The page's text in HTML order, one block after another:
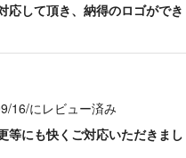
応して頂き、納得のロゴができ
16/にレビュー済み
等にも快くご対応いただきまし